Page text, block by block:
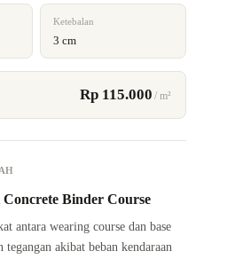
Ketebalan
3 cm
Rp 115.000 / m²
Binder Course
antara wearing course dan base
akibat beban kendaraan